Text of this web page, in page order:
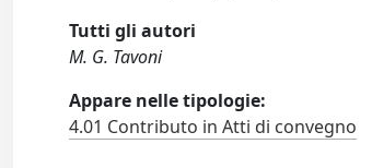
Tutti gli autori
M. G. Tavoni
Appare nelle tipologie:
4.01 Contributo in Atti di convegno